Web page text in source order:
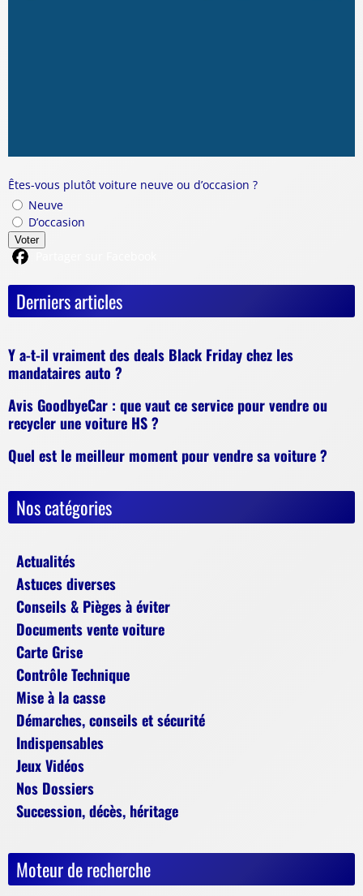
Êtes-vous plutôt voiture neuve ou d’occasion ?
Neuve
D’occasion
Voter
Derniers articles
Y a-t-il vraiment des deals Black Friday chez les
mandataires auto ?
Avis GoodbyeCar : que vaut ce service pour vendre ou
recycler une voiture HS ?
Quel est le meilleur moment pour vendre sa voiture ?
Nos catégories
Actualités
Astuces diverses
Conseils & Pièges à éviter
Documents vente voiture
Carte Grise
Contrôle Technique
Mise à la casse
Démarches, conseils et sécurité
Indispensables
Jeux Vidéos
Nos Dossiers
Succession, décès, héritage
Moteur de recherche